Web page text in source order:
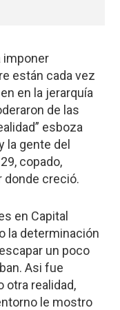
imponer
están cada vez
en la jerarquía
de las
esboza
la gente del
copado,
donde creció.
en Capital
la determinación
un poco
Asi fue
otra realidad,
le mostro